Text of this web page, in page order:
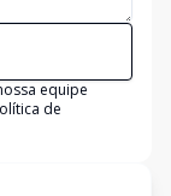
equipe
de